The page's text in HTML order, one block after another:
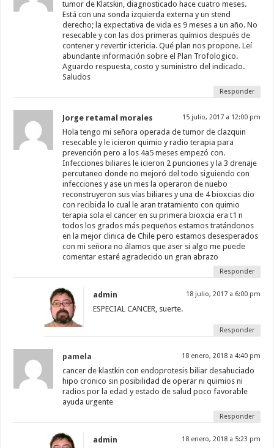
tumor de Klatskin, diagnosticado hace cuatro meses.
Está con una sonda izquierda externa y un stend
derecho; la expectativa de vida es 9 meses a un año. No
resecable y con las dos primeras químios después de
contener y revertir ictericia. Qué plan nos propone. Leí
abundante información sobre el Plan Trofologico.
Aguardo respuesta, costo y suministro del indicado.
Saludos
Responder
Jorge retamal morales 15 julio, 2017 a 12:00 pm
Hola tengo mi señora operada de tumor de clazquin
resecable y le icieron quimio y radio terapia para
prevención pero a los 4a5 meses empezó con.
Infecciones biliares le icieron 2 punciones y la 3 drenaje
percutaneo donde no mejoró del todo siguiendo con
infecciones y ase un mes la operaron de nuebo
reconstruyeron sus vías biliares y una de 4 bioxcias dio
con recibida lo cual le aran tratamiento con quimio
terapia sola el cancer en su primera bioxcia era t1 n
todos los grados más pequeños estamos tratándonos
en la mejor clinica de Chile pero estamos desesperados
con mi señora no álamos que aser si algo me puede
comentar estaré agradecido un gran abrazo
Responder
admin 18 julio, 2017 a 6:00 pm
ESPECIAL CANCER, suerte.
Responder
pamela 18 enero, 2018 a 4:40 pm
cancer de klastkin con endoprotesis biliar desahuciado
hipo cronico sin posibilidad de operar ni quimios ni
radios por la edad y estado de salud poco favorable
ayuda urgente
Responder
admin 18 enero, 2018 a 5:23 pm